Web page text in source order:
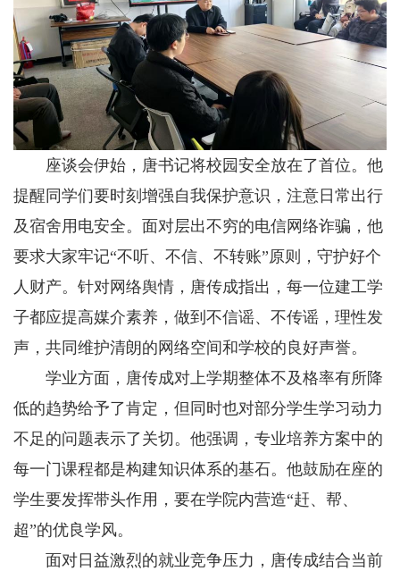
座谈会伊始，唐书记将校园安全放在了首位。他
提醒同学们要时刻增强自我保护意识，注意日常出行
及宿舍用电安全。面对层出不穷的电信网络诈骗，他
要求大家牢记“不听、不信、不转账”原则，守护好个
人财产。针对网络舆情，唐传成指出，每一位建工学
子都应提高媒介素养，做到不信谣、不传谣，理性发
声，共同维护清朗的网络空间和学校的良好声誉。
学业方面，唐传成对上学期整体不及格率有所降
低的趋势给予了肯定，但同时也对部分学生学习动力
不足的问题表示了关切。他强调，专业培养方案中的
每一门课程都是构建知识体系的基石。他鼓励在座的
学生要发挥带头作用，要在学院内营造“赶、帮、
超”的优良学风。
面对日益激烈的就业竞争压力，唐传成结合当前